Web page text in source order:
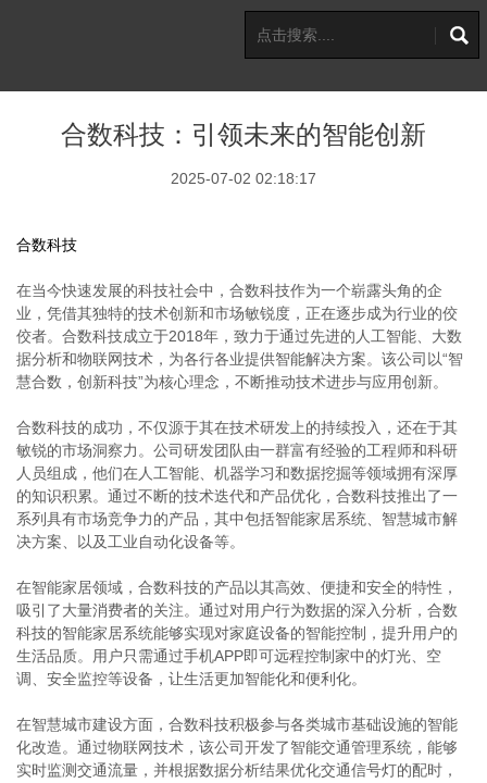
合数科技：引领未来的智能创新
2025-07-02 02:18:17
合数科技
在当今快速发展的科技社会中，合数科技作为一个崭露头角的企
业，凭借其独特的技术创新和市场敏锐度，正在逐步成为行业的佼
佼者。合数科技成立于2018年，致力于通过先进的人工智能、大数
据分析和物联网技术，为各行各业提供智能解决方案。该公司以“智
慧合数，创新科技”为核心理念，不断推动技术进步与应用创新。
合数科技的成功，不仅源于其在技术研发上的持续投入，还在于其
敏锐的市场洞察力。公司研发团队由一群富有经验的工程师和科研
人员组成，他们在人工智能、机器学习和数据挖掘等领域拥有深厚
的知识积累。通过不断的技术迭代和产品优化，合数科技推出了一
系列具有市场竞争力的产品，其中包括智能家居系统、智慧城市解
决方案、以及工业自动化设备等。
在智能家居领域，合数科技的产品以其高效、便捷和安全的特性，
吸引了大量消费者的关注。通过对用户行为数据的深入分析，合数
科技的智能家居系统能够实现对家庭设备的智能控制，提升用户的
生活品质。用户只需通过手机APP即可远程控制家中的灯光、空
调、安全监控等设备，让生活更加智能化和便利化。
在智慧城市建设方面，合数科技积极参与各类城市基础设施的智能
化改造。通过物联网技术，该公司开发了智能交通管理系统，能够
实时监测交通流量，并根据数据分析结果优化交通信号灯的配时，